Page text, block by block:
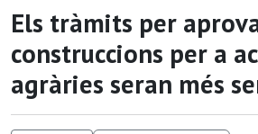
Els tràmits per
construccions per a
agràries seran més